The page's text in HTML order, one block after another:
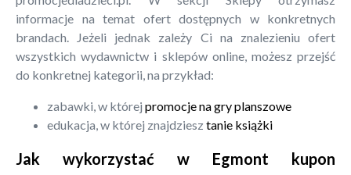
informacje na temat ofert dostępnych w konkretnych
brandach. Jeżeli jednak zależy Ci na znalezieniu ofert
wszystkich wydawnictw i sklepów online, możesz przejść
do konkretnej kategorii, na przykład:
zabawki, w której promocje na gry planszowe
edukacja, w której znajdziesz tanie książki
Jak wykorzystać w Egmont kupon